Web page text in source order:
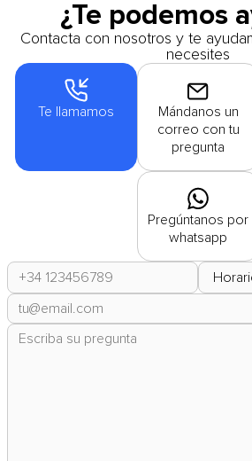
¿Te podemos
Contacta con nosotros y te
necesites
Te llamamos
Mándanos un
correo con tu
pregunta
Pregúntanos por
whatsapp